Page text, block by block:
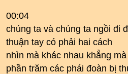
00:04
chúng ta và chúng ta ngồi đi
thuận tay có phải hai cách
nhìn mà khác nhau khẳng
phần trăm các phái đoàn bị